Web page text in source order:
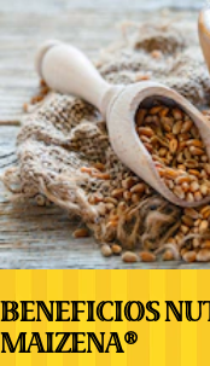
BENEFICIOS
MAIZENA®